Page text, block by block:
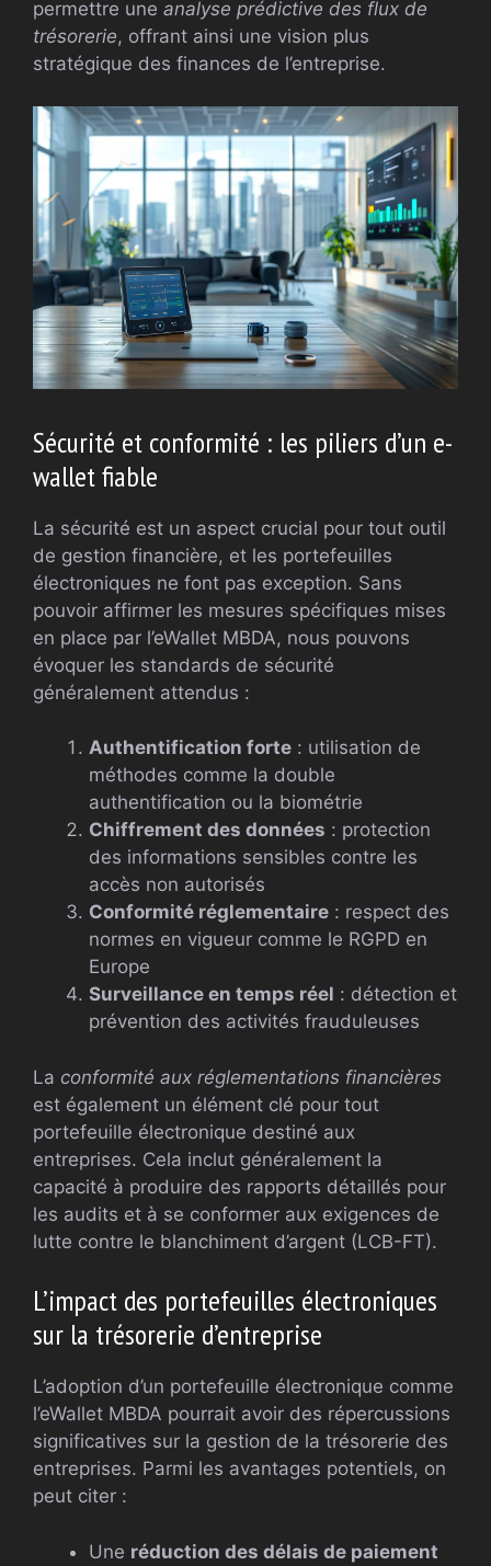
permettre une analyse prédictive des flux de
trésorerie, offrant ainsi une vision plus
stratégique des finances de l’entreprise.
Sécurité et conformité : les piliers d’un e-
wallet fiable
La sécurité est un aspect crucial pour tout outil
de gestion financière, et les portefeuilles
électroniques ne font pas exception. Sans
pouvoir affirmer les mesures spécifiques mises
en place par l’eWallet MBDA, nous pouvons
évoquer les standards de sécurité
généralement attendus :
Authentification forte : utilisation de
méthodes comme la double
authentification ou la biométrie
Chiffrement des données : protection
des informations sensibles contre les
accès non autorisés
Conformité réglementaire : respect des
normes en vigueur comme le RGPD en
Europe
Surveillance en temps réel : détection et
prévention des activités frauduleuses
La conformité aux réglementations financières
est également un élément clé pour tout
portefeuille électronique destiné aux
entreprises. Cela inclut généralement la
capacité à produire des rapports détaillés pour
les audits et à se conformer aux exigences de
lutte contre le blanchiment d’argent (LCB-FT).
L’impact des portefeuilles électroniques
sur la trésorerie d’entreprise
L’adoption d’un portefeuille électronique comme
l’eWallet MBDA pourrait avoir des répercussions
significatives sur la gestion de la trésorerie des
entreprises. Parmi les avantages potentiels, on
peut citer :
Une réduction des délais de paiement